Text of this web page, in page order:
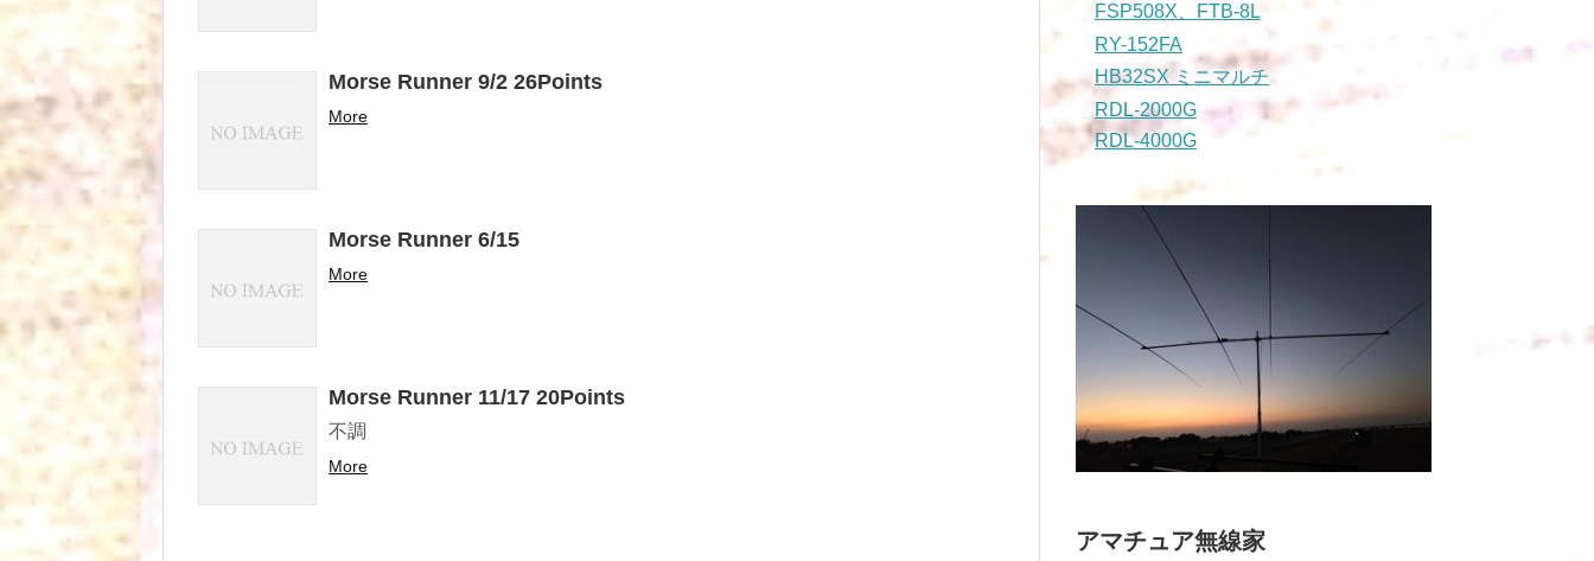
Morse Runner 9/2 26Points
More
Morse Runner 6/15
More
Morse Runner 11/17 20Points
不調
More
FSP508X、FTB-8L
RY-152FA
HB32SX ミニマルチ
RDL-2000G
RDL-4000G
アマチュア無線家